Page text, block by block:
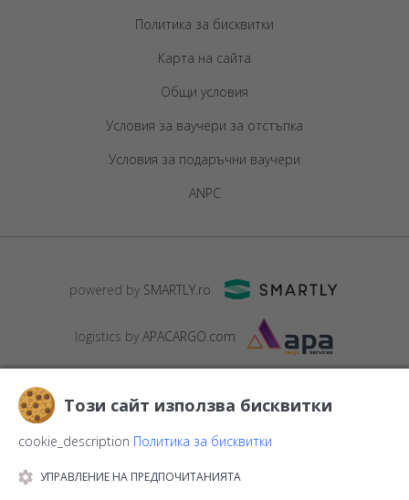
Политика за бисквитки
Карта на сайта
Общи условия
Условия за ваучери за отстъпка
Условия за подаръчни ваучери
ANPC
powered by SMARTLY.ro
logistics by APACARGO.com
© 2016-2026
Този сайт използва бисквитки
cookie_description Политика за бисквитки
УПРАВЛЕНИЕ НА ПРЕДПОЧИТАНИЯТА